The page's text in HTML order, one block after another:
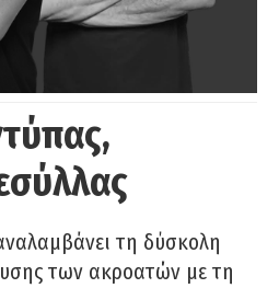
τη δύσκολη
των ακροατών με τη